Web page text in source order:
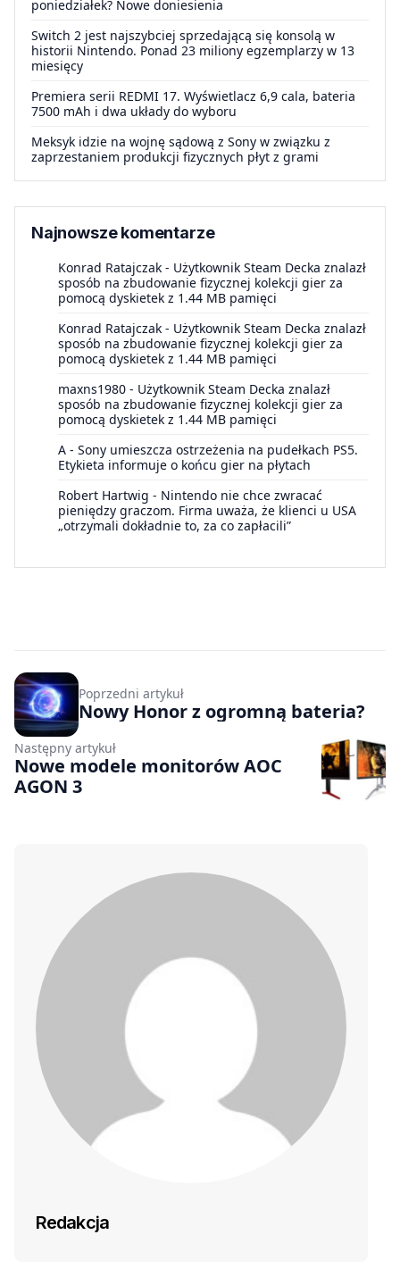
poniedziałek? Nowe doniesienia
Switch 2 jest najszybciej sprzedającą się konsolą w
historii Nintendo. Ponad 23 miliony egzemplarzy w 13
miesięcy
Premiera serii REDMI 17. Wyświetlacz 6,9 cala, bateria
7500 mAh i dwa układy do wyboru
Meksyk idzie na wojnę sądową z Sony w związku z
zaprzestaniem produkcji fizycznych płyt z grami
Najnowsze komentarze
Konrad Ratajczak - Użytkownik Steam Decka znalazł
sposób na zbudowanie fizycznej kolekcji gier za
pomocą dyskietek z 1.44 MB pamięci
Konrad Ratajczak - Użytkownik Steam Decka znalazł
sposób na zbudowanie fizycznej kolekcji gier za
pomocą dyskietek z 1.44 MB pamięci
maxns1980 - Użytkownik Steam Decka znalazł
sposób na zbudowanie fizycznej kolekcji gier za
pomocą dyskietek z 1.44 MB pamięci
A - Sony umieszcza ostrzeżenia na pudełkach PS5.
Etykieta informuje o końcu gier na płytach
Robert Hartwig - Nintendo nie chce zwracać
pieniędzy graczom. Firma uważa, że klienci u USA
„otrzymali dokładnie to, za co zapłacili”
Poprzedni artykuł
Nowy Honor z ogromną bateria?
Następny artykuł
Nowe modele monitorów AOC
AGON 3
Redakcja